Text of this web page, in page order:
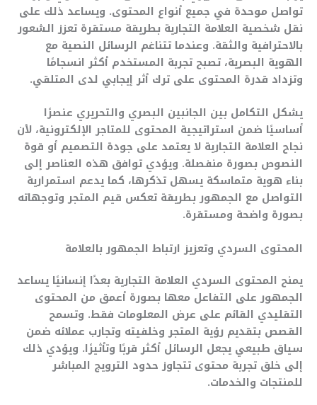
تواصل موحدة في جميع أنواع المحتوى. ويساعد ذلك على
نقل شخصية العلامة التجارية بطريقة مستقرة تعزز الشعور
بالاحترافية والثقة. وعندما تتناغم الرسائل النصية مع
الهوية البصرية، تصبح تجربة المستخدم أكثر انسجامًا
وتزداد قدرة المحتوى على ترك أثر إيجابي لدى المتلقي.
يشكل التكامل بين الجانبين البصري والتحريري عنصرًا
أساسيًا ضمن استراتيجية المحتوى للمتاجر الإلكترونية، لأن
نجاح العلامة التجارية لا يعتمد على جودة التصميم أو قوة
النصوص بصورة منفصلة. ويؤدي توافق هذه العناصر إلى
بناء هوية متماسكة يسهل تذكرها، كما يدعم استمرارية
التواصل مع الجمهور بطريقة تعكس قيم المتجر وتوجهاته
بصورة واضحة ومستقرة.
المحتوى السردي وتعزيز ارتباط الجمهور بالعلامة
يمنح المحتوى السردي العلامة التجارية بعدًا إنسانيًا يساعد
الجمهور على التفاعل معها بصورة أعمق من المحتوى
التقليدي القائم على عرض المعلومات فقط. وتسمح
القصص بتقديم رؤية المتجر وخلفيته وتجارب عملائه ضمن
سياق طبيعي يجعل الرسائل أكثر قربًا وتأثيرًا. ويؤدي ذلك
إلى خلق تجربة محتوى تتجاوز حدود الترويج المباشر
للمنتجات والخدمات.